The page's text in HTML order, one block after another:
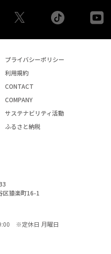
tiktok
プライバシーポリシー
利用規約
CONTACT
COMPANY
サステナビリティ活動
ふるさと納税
区猿楽町16-1
※定休日 月曜日